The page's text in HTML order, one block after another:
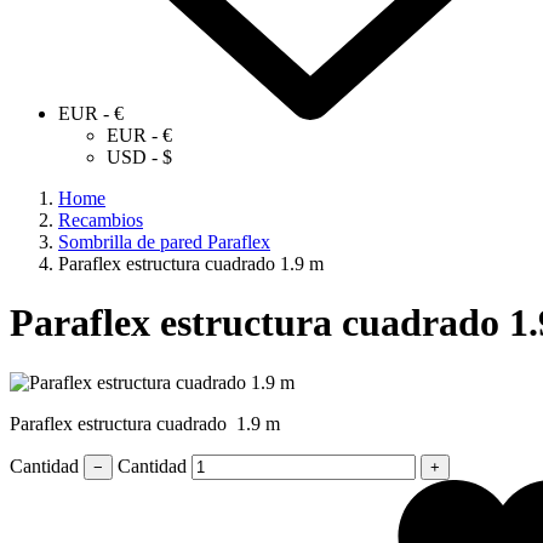
EUR - €
EUR - €
USD - $
Home
Recambios
Sombrilla de pared Paraflex
Paraflex estructura cuadrado 1.9 m
Paraflex estructura cuadrado
Paraflex estructura cuadrado 1.9 m
Cantidad − Cantidad +